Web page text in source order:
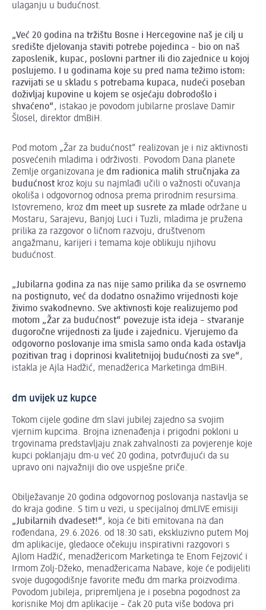
ulaganju u budućnost.
„Već 20 godina na tržištu Bosne i Hercegovine naš je cilj u
središte djelovanja staviti potrebe pojedinca – bio on naš
zaposlenik, kupac, poslovni partner ili dio zajednice u kojoj
poslujemo. I u godinama koje su pred nama težimo istom:
razvijati se u skladu s potrebama kupaca, nudeći poseban
doživljaj kupovine u kojem se osjećaju dobrodošlo i
shvaćeno“, istakao je povodom jubilarne proslave Damir
Šlosel, direktor dmBiH.
Pod motom „Žar za budućnost“ realizovan je i niz aktivnosti
posvećenih mladima i održivosti. Povodom Dana planete
Zemlje organizovana je dm radionica malih stručnjaka za
budućnost kroz koju su najmlađi učili o važnosti očuvanja
okoliša i odgovornog odnosa prema prirodnim resursima.
Istovremeno, kroz dm meet up susrete za mlade održane u
Mostaru, Sarajevu, Banjoj Luci i Tuzli, mladima je pružena
prilika za razgovor o ličnom razvoju, društvenom
angažmanu, karijeri i temama koje oblikuju njihovu
budućnost.
„Jubilarna godina za nas nije samo prilika da se osvrnemo
na postignuto, već da dodatno osnažimo vrijednosti koje
živimo svakodnevno. Sve aktivnosti koje realizujemo pod
motom „Žar za budućnost“ povezuje ista ideja – stvaranje
dugoročne vrijednosti za ljude i zajednicu. Vjerujemo da
odgovorno poslovanje ima smisla samo onda kada ostavlja
pozitivan trag i doprinosi kvalitetnijoj budućnosti za sve“,
istakla je Ajla Hadžić, menadžerica Marketinga dmBiH.
dm uvijek uz kupce
Tokom cijele godine dm slavi jubilej zajedno sa svojim
vjernim kupcima. Brojna iznenađenja i prigodni pokloni u
trgovinama predstavljaju znak zahvalnosti za povjerenje koje
kupci poklanjaju dm-u već 20 godina, potvrđujući da su
upravo oni najvažniji dio ove uspješne priče.
Obilježavanje 20 godina odgovornog poslovanja nastavlja se
do kraja godine. S tim u vezi, u specijalnoj dmLIVE emisiji
„Jubilarnih dvadeset!“, koja će biti emitovana na dan
rođendana, 29.6.2026. od 18:30 sati, ekskluzivno putem Moj
dm aplikacije, gledaoce očekuju inspirativni razgovori s
Ajlom Hadžić, menadžericom Marketinga te Enom Fejzović i
Irmom Zolj-Džeko, menadžericama Nabave, koje će podijeliti
svoje dugogodišnje favorite među dm marka proizvodima.
Povodom jubileja, pripremljena je i posebna pogodnost za
korisnike Moj dm aplikacije – čak 20 puta više bodova pri